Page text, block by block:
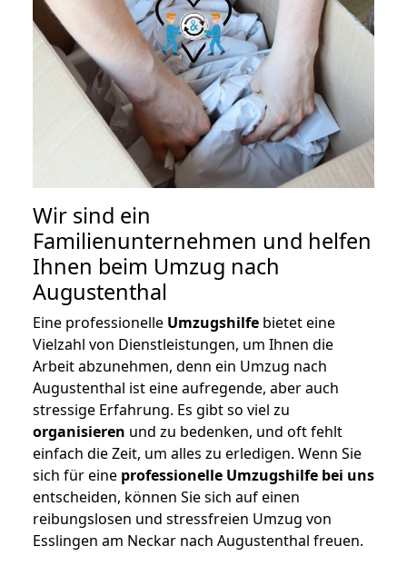
Wir sind ein
Familienunternehmen und helfen
Ihnen beim Umzug nach
Augustenthal
Eine professionelle Umzugshilfe bietet eine
Vielzahl von Dienstleistungen, um Ihnen die
Arbeit abzunehmen, denn ein Umzug nach
Augustenthal ist eine aufregende, aber auch
stressige Erfahrung. Es gibt so viel zu
organisieren und zu bedenken, und oft fehlt
einfach die Zeit, um alles zu erledigen. Wenn Sie
sich für eine professionelle Umzugshilfe bei uns
entscheiden, können Sie sich auf einen
reibungslosen und stressfreien Umzug von
Esslingen am Neckar nach Augustenthal freuen.